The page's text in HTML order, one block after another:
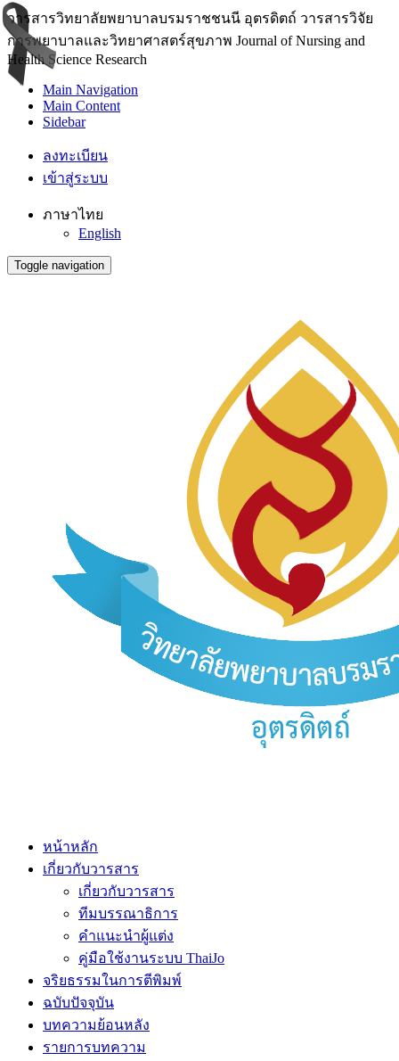
วารสารวิทยาลัยพยาบาลบรมราชชนนี อุตรดิตถ์ วารสารวิจัย
การพยาบาลและวิทยาศาสตร์สุขภาพ Journal of Nursing and
Health Science Research
Main Navigation
Main Content
Sidebar
ลงทะเบียน
เข้าสู่ระบบ
ภาษาไทย
English
Toggle navigation
หน้าหลัก
เกี่ยวกับวารสาร
เกี่ยวกับวารสาร
ทีมบรรณาธิการ
คำแนะนำผู้แต่ง
คู่มือใช้งานระบบ ThaiJo
จริยธรรมในการตีพิมพ์
ฉบับปัจจุบัน
บทความย้อนหลัง
รายการบทความ